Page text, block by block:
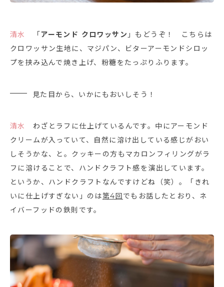
清水 「アーモンド クロワッサン 」もどうぞ！ こちらは
クロワッサン生地に、マジパン、ビターアーモンドシロッ
プを挟み込んで焼き上げ、粉糖をたっぷりふります。
見た目から、いかにもおいしそう！
清水
わざとラフに仕上げているんです。中にアーモンド
クリームが入っていて、自然に溶け出している感じがおい
しそうかな、と。クッキーの方もマカロンフィリングがラ
フに溶けることで、ハンドクラフト感を演出しています。
というか、ハンドクラフトなんですけどね（笑）。「きれ
いに仕上げすぎない」のは第4回 でもお話したとおり、ネ
イバーフッドの鉄則です。